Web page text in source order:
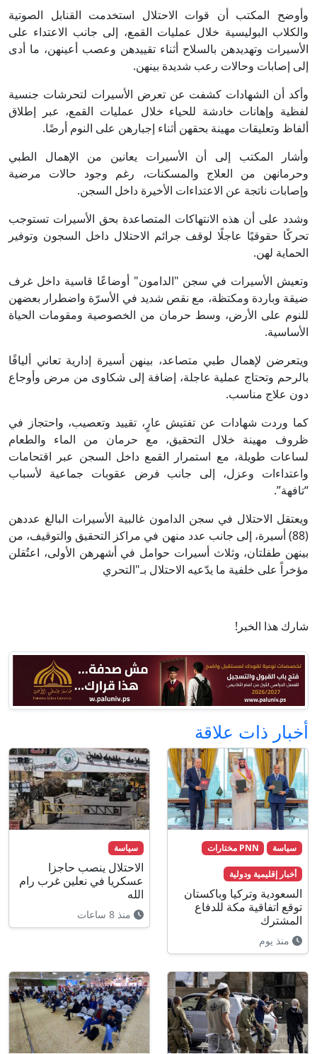
وأوضح المكتب أن قوات الاحتلال استخدمت القنابل الصوتية
والكلاب البوليسية خلال عمليات القمع، إلى جانب الاعتداء على
الأسيرات وتهديدهن بالسلاح أثناء تقييدهن وعصب أعينهن، ما أدى
إلى إصابات وحالات رعب شديدة بينهن.
وأكد أن الشهادات كشفت عن تعرض الأسيرات لتحرشات جنسية
لفظية وإهانات خادشة للحياء خلال عمليات القمع، عبر إطلاق
ألفاظ وتعليقات مهينة بحقهن أثناء إجبارهن على النوم أرضًا.
وأشار المكتب إلى أن الأسيرات يعانين من الإهمال الطبي
وحرمانهن من العلاج والمسكنات، رغم وجود حالات مرضية
وإصابات ناتجة عن الاعتداءات الأخيرة داخل السجن.
وشدد على أن هذه الانتهاكات المتصاعدة بحق الأسيرات تستوجب
تحركًا حقوقيًا عاجلًا لوقف جرائم الاحتلال داخل السجون وتوفير
الحماية لهن.
وتعيش الأسيرات في سجن "الدامون" أوضاعًا قاسية داخل غرف
ضيقة وباردة ومكتظة، مع نقص شديد في الأسرّة واضطرار بعضهن
للنوم على الأرض، وسط حرمان من الخصوصية ومقومات الحياة
الأساسية.
ويتعرضن لإهمال طبي متصاعد، بينهن أسيرة إدارية تعاني أليافًا
بالرحم وتحتاج عملية عاجلة، إضافة إلى شكاوى من مرض وأوجاع
دون علاج مناسب.
كما وردت شهادات عن تفتيش عارٍ، تقييد وتعصيب، واحتجاز في
ظروف مهينة خلال التحقيق، مع حرمان من الماء والطعام
لساعات طويلة، مع استمرار القمع داخل السجن عبر اقتحامات
واعتداءات وعزل، إلى جانب فرض عقوبات جماعية لأسباب
“تافهة”.
ويعتقل الاحتلال في سجن الدامون غالبية الأسيرات البالغ عددهن
(88) أسيرة، إلى جانب عدد منهن في مراكز التحقيق والتوقيف، من
بينهن طفلتان، وثلاث أسيرات حوامل في أشهرهن الأولى، اعتُقلن
مؤخراً على خلفية ما يدّعيه الاحتلال بـ"التحري
شارك هذا الخبر!
أخبار ذات علاقة
سياسة PNN مختارات
أخبار إقليمية ودولية
السعودية وتركيا وباكستان
توقع اتفاقية مكة للدفاع
المشترك
منذ يوم
سياسة
الاحتلال ينصب حاجزا
عسكريا في نعلين غرب رام
الله
منذ 8 ساعات